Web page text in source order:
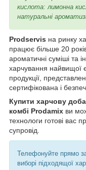
кислота: лимонна
натуральні
Prodservis на ринку
працює більше 20
ароматичні суміші та
харчування найвищої
продукції,
сертифікована і
Купити харчову
комбі Prodamix ви
технологи готові вас
супровід.
Телефонуйте прямо
виборі підходящої